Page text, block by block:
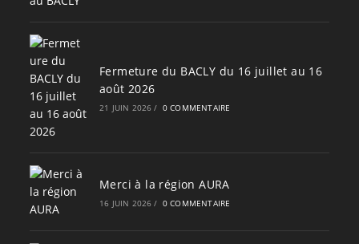
Fermeture du BACLY du 16 juillet au 16
août 2026
21 JUIN 2026 / 0 COMMENTAIRE
Merci à la région AURA
16 JUIN 2026 / 0 COMMENTAIRE